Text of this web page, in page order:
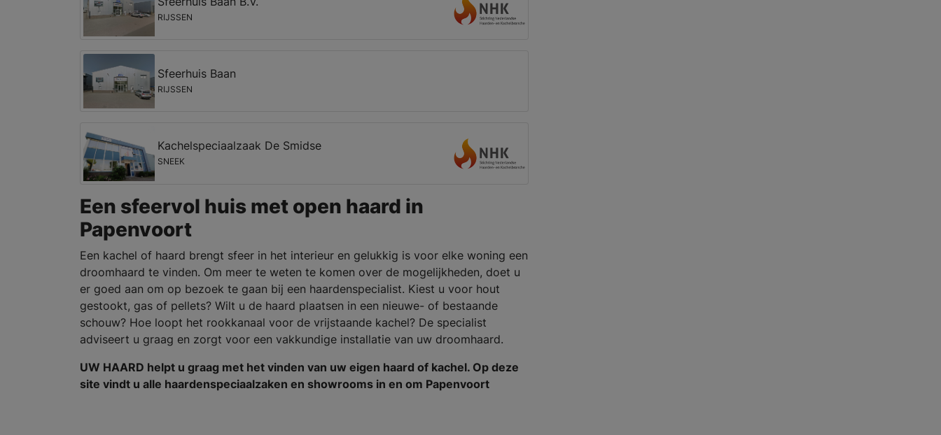
RIJSSEN
Sfeerhuis Baan
RIJSSEN
Kachelspeciaalzaak De Smidse
SNEEK
Een sfeervol huis met open haard in
Papenvoort
Een kachel of haard brengt sfeer in het interieur en gelukkig is voor elke woning een
droomhaard te vinden. Om meer te weten te komen over de mogelijkheden, doet u
er goed aan om op bezoek te gaan bij een haardenspecialist. Kiest u voor hout
gestookt, gas of pellets? Wilt u de haard plaatsen in een nieuwe- of bestaande
schouw? Hoe loopt het rookkanaal voor de vrijstaande kachel? De specialist
adviseert u graag en zorgt voor een vakkundige installatie van uw droomhaard.
UW HAARD helpt u graag met het vinden van uw eigen haard of kachel. Op deze
site vindt u alle haardenspeciaalzaken en showrooms in en om Papenvoort